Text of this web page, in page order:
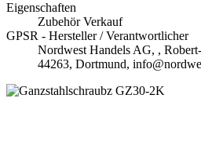
Eigenschaften
Zubehör Verkauf
GPSR - Hersteller / Verantwortlicher
Nordwest Handels AG, ,
44263, Dortmund,